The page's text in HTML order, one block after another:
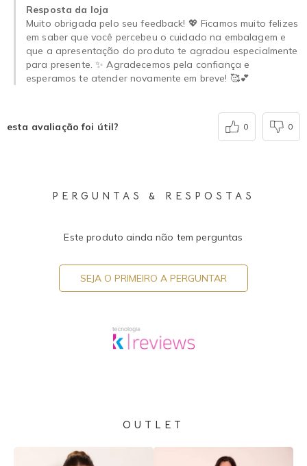
Resposta da loja
Muito obrigada pelo seu feedback! 💖 Ficamos muito felizes
em saber que você percebeu o cuidado na embalagem e
que a apresentação do produto te agradou especialmente
para presente. ✨ Agradecemos pela confiança e
esperamos te atender novamente em breve! 🥰💕
esta avaliação foi útil? 0 0
PERGUNTAS & RESPOSTAS
Este produto ainda não tem perguntas
SEJA O PRIMEIRO A PERGUNTAR
OUTLET